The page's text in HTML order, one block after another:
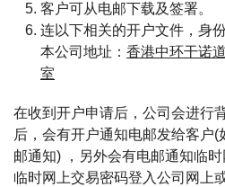
客户可从电邮下载及签署。
连以下相关的开户文件，身
本公司地址： 香港中环干诺
室
在收到开户申请后，公司会进行
后，会有开户通知电邮发给客户
邮通知) ，另外会有电邮通知临
临时网上交易密码登入公司网上